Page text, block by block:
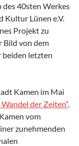
des 40sten Werkes
Kultur Lünen e.V.
Projekt zu
Bild von dem
beiden letzten
Kamen im Mai
der Zeiten“.
vom
zunehmenden